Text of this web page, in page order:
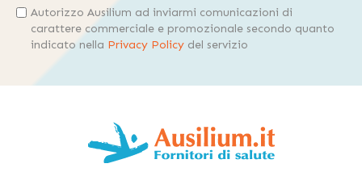
Autorizzo Ausilium ad inviarmi comunicazioni di
carattere commerciale e promozionale secondo quanto
indicato nella Privacy Policy del servizio